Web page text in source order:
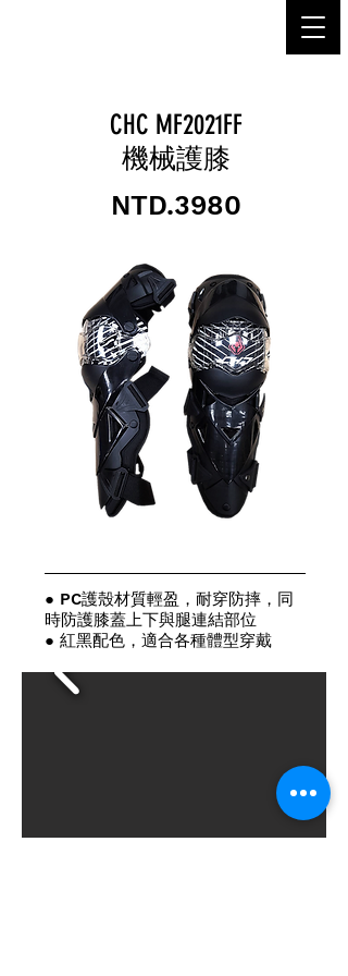
CHC MF2021FF
機械護膝
NTD.3980
● PC護殼材質輕盈，耐穿防摔，同
時防護膝蓋上下與腿連結部位
● 紅黑配色，適合各種體型穿戴